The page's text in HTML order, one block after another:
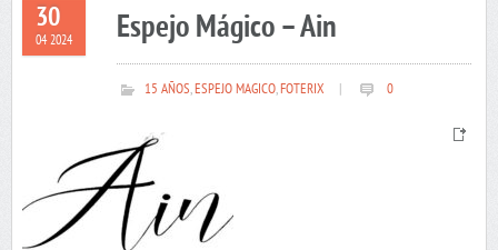
30
04 2024 Espejo Mágico – Ain
15 AÑOS,ESPEJO MAGICO,FOTERIX 0